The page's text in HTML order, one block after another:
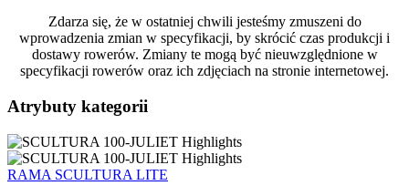
Zdarza się, że w ostatniej chwili jesteśmy zmuszeni do
wprowadzenia zmian w specyfikacji, by skrócić czas produkcji i
dostawy rowerów. Zmiany te mogą być nieuwzględnione w
specyfikacji rowerów oraz ich zdjęciach na stronie internetowej.
Atrybuty kategorii
RAMA SCULTURA LITE